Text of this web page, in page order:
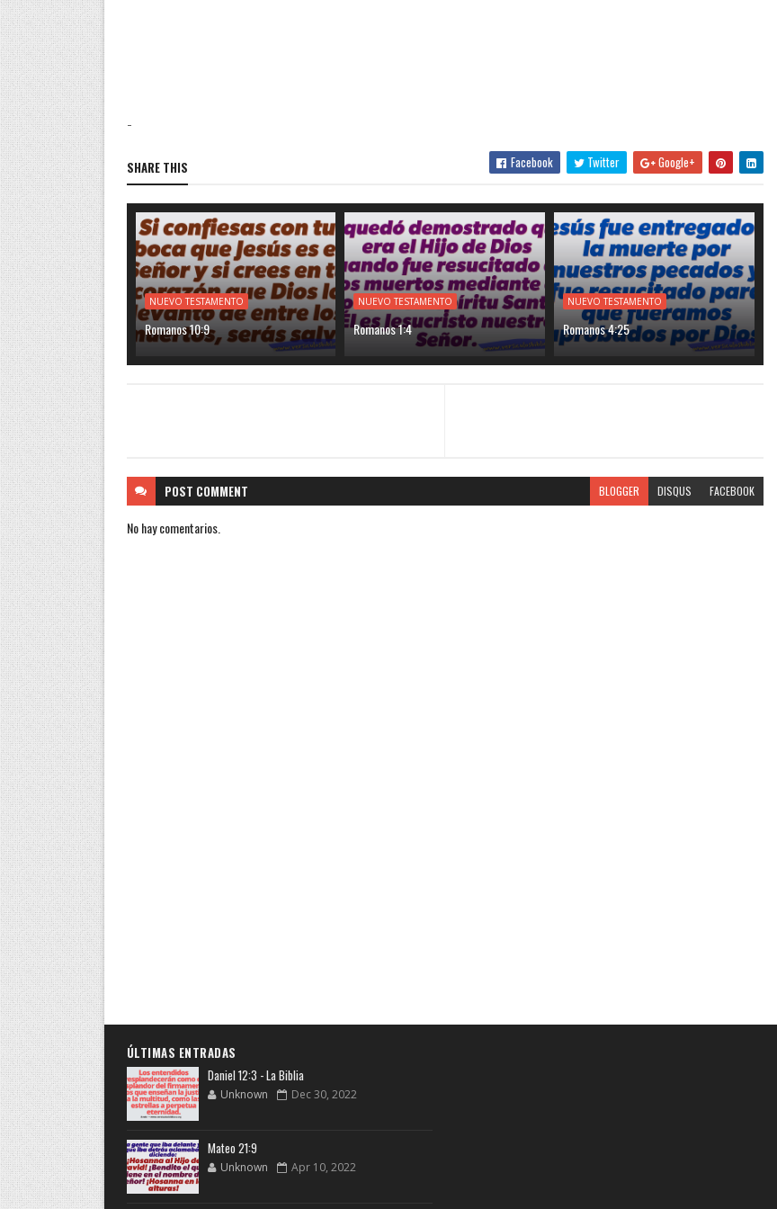
-
SHARE THIS Facebook Twitter Google+
NUEVO TESTAMENTO
Romanos 10:9
NUEVO TESTAMENTO
Romanos 1:4
NUEVO TESTAMENTO
Romanos 4:25
POST COMMENT BLOGGER DISQUS FACEBOOK
No hay comentarios.
ÚLTIMAS ENTRADAS
Daniel 12:3 - La Biblia
Unknown Dec 30, 2022
Mateo 21:9
Unknown Apr 10, 2022